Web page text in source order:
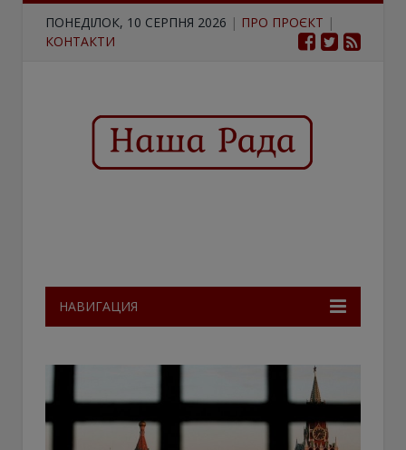
ПОНЕДІЛОК, 10 СЕРПНЯ 2026 | ПРО ПРОЄКТ |
КОНТАКТИ
НАВИГАЦИЯ